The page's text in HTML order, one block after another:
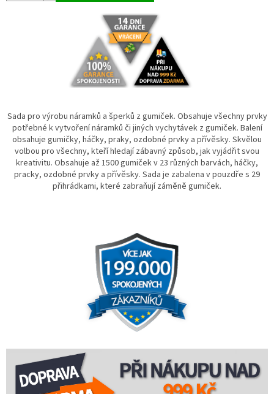
Sada pro výrobu náramků a šperků z gumiček. Obsahuje všechny prvky
potřebné k vytvoření náramků či jiných vychytávek z gumiček. Balení
obsahuje gumičky, háčky, praky, ozdobné prvky a přívěsky. Skvělou
volbou pro všechny, kteří hledají zábavný způsob, jak vyjádřit svou
kreativitu. Obsahuje až 1500 gumiček v 23 různých barvách, háčky,
pracky, ozdobné prvky a přívěsky. Sada je zabalena v pouzdře s 29
přihrádkami, které zabraňují záměně gumiček.